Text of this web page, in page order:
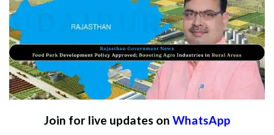
Join for live updates on WhatsApp